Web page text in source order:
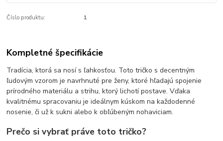
Číslo produktu: 1
Kompletné špecifikácie
Tradícia, ktorá sa nosí s ľahkosťou. Toto tričko s decentným
ľudovým vzorom je navrhnuté pre ženy, ktoré hľadajú spojenie
prírodného materiálu a strihu, ktorý lichotí postave. Vďaka
kvalitnému spracovaniu je ideálnym kúskom na každodenné
nosenie, či už k sukni alebo k obľúbeným nohaviciam.
Prečo si vybrať práve toto tričko?